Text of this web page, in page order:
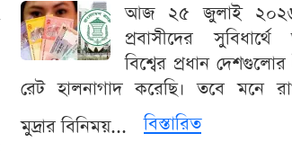
আজ ২৫ জুলাই
প্রবাসীদের
বিশ্বের প্রধান দেশগুলোর
রেট হালনাগাদ করেছি। তবে মনে
মুদ্রার বিনিময়...
বিস্তারিত